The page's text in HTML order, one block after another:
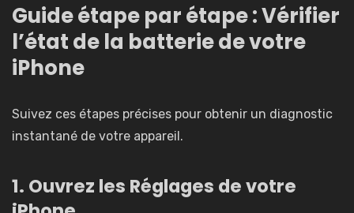
Guide étape par étape : Vérifier
l’état de la batterie de votre
iPhone
Suivez ces étapes précises pour obtenir un diagnostic
instantané de votre appareil.
1. Ouvrez les Réglages de votre